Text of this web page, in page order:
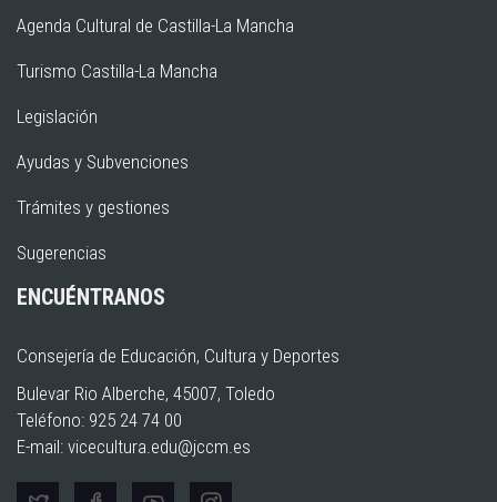
Agenda Cultural de Castilla-La Mancha
Turismo Castilla-La Mancha
Legislación
Ayudas y Subvenciones
Trámites y gestiones
Sugerencias
ENCUÉNTRANOS
Consejería de Educación, Cultura y Deportes
Bulevar Rio Alberche, 45007, Toledo
Teléfono: 925 24 74 00
E-mail: vicecultura.edu@jccm.es